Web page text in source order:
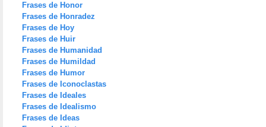
Frases de Honor
Frases de Honradez
Frases de Hoy
Frases de Huir
Frases de Humanidad
Frases de Humildad
Frases de Humor
Frases de Iconoclastas
Frases de Ideales
Frases de Idealismo
Frases de Ideas